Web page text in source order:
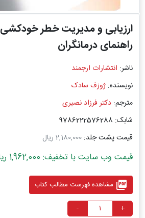
ارزیابی ‏و مدیریت خطر خودکشی
راهنمای درمانگران
ناشر: انتشارات ارجمند
نویسنده: ژوزف سادک
مترجم: دکتر فرزاد نصیری
شابک: 9786222576288
قیمت پشت جلد: 2,180,000 ریال
قیمت وب سایت با تخفیف: 1,962,000 ریال
picture_as_pdf مشاهده فهرست مطالب کتاب
+
-